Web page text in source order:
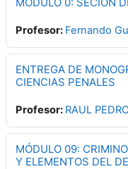
Profesor: Fernando
ENTREGA DE
CIENCIAS PENALES
Profesor: RAUL
MÓDULO 09:
Y ELEMENTOS DEL